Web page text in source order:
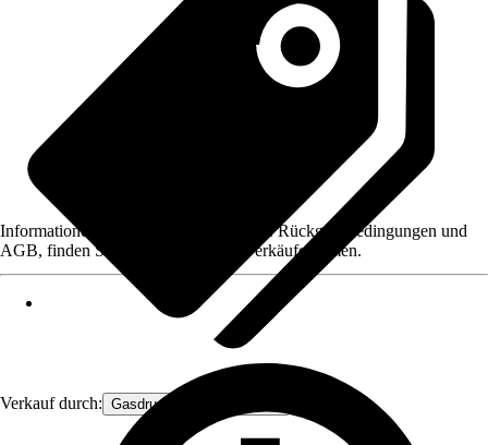
Verkauf durch: Gasdruckfeder Großhandel
Informationen des Verkäufers, wie z. B. Rückgabebedingungen und
AGB, finden Sie bei Klick auf den Verkäufernamen.